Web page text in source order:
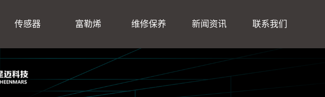
传感器 富勒烯 维修保养
振动台维修保养
新闻资讯
公司新闻
行业动态
技术资讯
联系我们